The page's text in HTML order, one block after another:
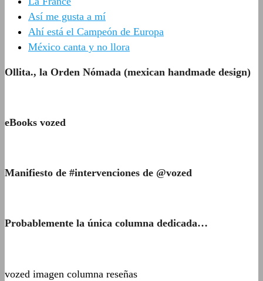
Así me gusta a mí
Ahí está el Campeón de Europa
México canta y no llora
Ollita., la Orden Nómada (mexican handmade design)
eBooks vozed
Manifiesto de #intervenciones de @vozed
Probablemente la única columna dedicada…
vozed imagen columna reseñas